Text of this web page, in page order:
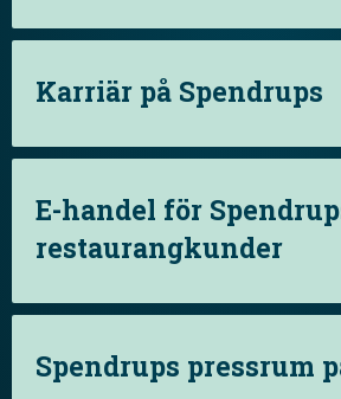
Karriär på Spendrups
E-handel för
restaurangkunder
Spendrups pressrum